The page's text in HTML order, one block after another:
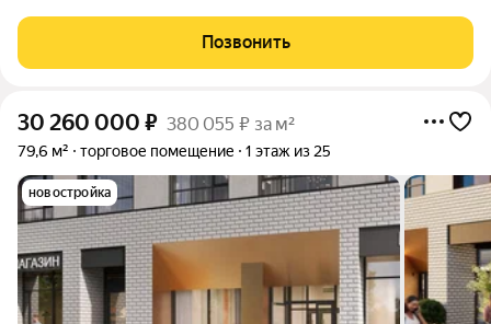
Позвонить
30 260 000 ₽ 380 055 ₽ за м²
79,6 м² торговое помещение 1 этаж из 25
новостройка